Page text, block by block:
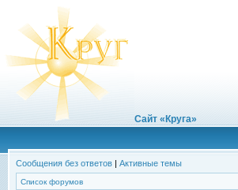
Сайт «Круга»
Сообщения без ответов | Активные темы
Список форумов